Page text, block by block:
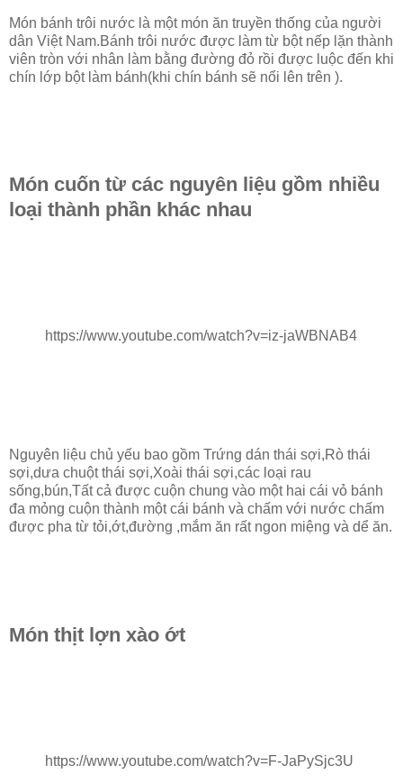
Món bánh trôi nước là một món ăn truyền thống của người
dân Việt Nam.Bánh trôi nước được làm từ bột nếp lặn thành
viên tròn với nhân làm bằng đường đỏ rồi được luộc đến khi
chín lớp bột làm bánh(khi chín bánh sẽ nổi lên trên ).
Món cuốn từ các nguyên liệu gồm nhiều
loại thành phần khác nhau
https://www.youtube.com/watch?v=iz-jaWBNAB4
Nguyên liệu chủ yếu bao gồm Trứng dán thái sợi,Rò thái
sợi,dưa chuột thái sợi,Xoài thái sợi,các loại rau
sống,bún,Tất cả được cuộn chung vào một hai cái vỏ bánh
đa mỏng cuộn thành một cái bánh và chấm với nước chấm
được pha từ tỏi,ớt,đường ,mắm ăn rất ngon miệng và dể ăn.
Món thịt lợn xào ớt
https://www.youtube.com/watch?v=F-JaPySjc3U